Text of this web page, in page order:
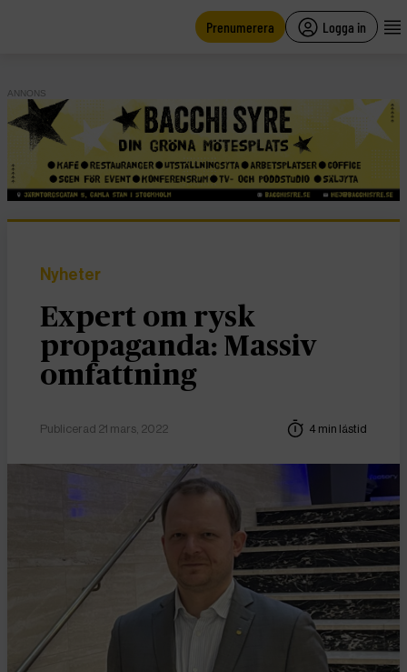
Prenumerera Logga in
ANNONS
Nyheter
Expert om rysk
propaganda: Massiv
omfattning
Publicerad 21 mars, 2022 4 min lästid